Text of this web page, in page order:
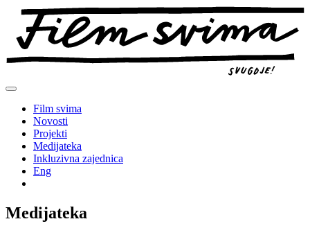
Preskoči
sadržaj
Film svima
Novosti
Projekti
Medijateka
Inkluzivna zajednica
Eng
Medijateka